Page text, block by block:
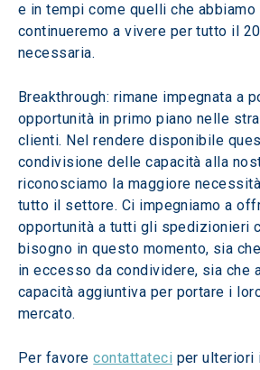
e in tempi come quelli che
continueremo a vivere per tutto il
necessaria.
Breakthrough: rimane impegnata a
opportunità in primo piano nelle
clienti. Nel rendere disponibile
condivisione delle capacità alla
riconosciamo la maggiore
tutto il settore. Ci impegniamo a
opportunità a tutti gli spedizionieri
bisogno in questo momento, sia
in eccesso da condividere, sia che
capacità aggiuntiva per portare i
mercato.
Per favore contattateci per ulteriori